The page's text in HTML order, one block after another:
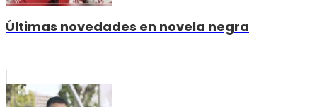
Últimas novedades en novela negra